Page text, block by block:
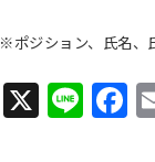
※ポジション、氏名、
X Li
ne